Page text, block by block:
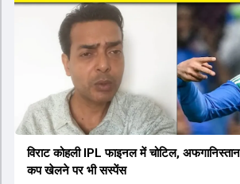
विचार करना होगा। इसके अलावा 82 से ज्यादा की
पडिक्कल भी एक शानदार विकल्प हो सकते हैं। टीम
मौजूद ईशान किशन को भी नंबर तीन पर खिलाने का
विराट कोहली IPL फाइनल में चोटिल, अफगानिस्तान
कप खेलने पर भी सस्पेंस